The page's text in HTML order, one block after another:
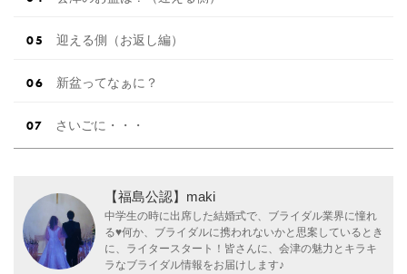
迎える側（お返し編）
新盆ってなぁに？
さいごに・・・
【福島公認】maki
中学生の時に出席した結婚式で、ブライダル業界に憧れ
る♥何か、ブライダルに携われないかと思案しているとき
に、ライタースタート！皆さんに、会津の魅力とキラキ
ラなブライダル情報をお届けします♪